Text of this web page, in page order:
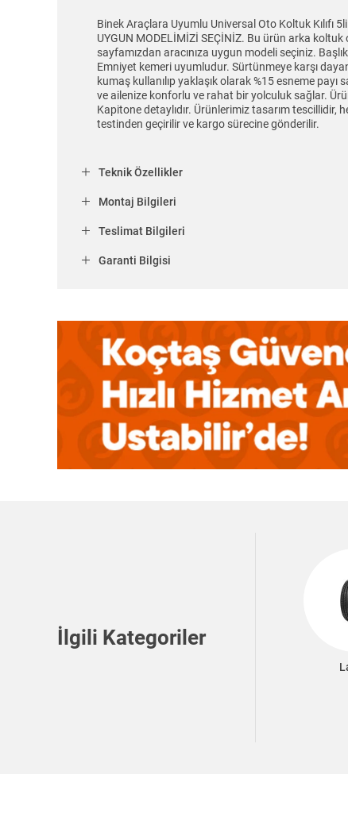
Binek Araçlara Uyumlu Universal Oto Koltuk Kılıfı
UYGUN MODELİMİZİ SEÇİNİZ. Bu ürün arka
sayfamızdan aracınıza uygun modeli seçiniz.
Emniyet kemeri uyumludur. Sürtünmeye karşı
kumaş kullanılıp yaklaşık olarak %15 esneme
ve ailenize konforlu ve rahat bir yolculuk sağlar.
Kapitone detaylıdır. Ürünlerimiz tasarım tescillidir,
testinden geçirilir ve kargo sürecine gönderilir.
Teknik Özellikler
Montaj Bilgileri
Teslimat Bilgileri
Garanti Bilgisi
İlgili Kategoriler